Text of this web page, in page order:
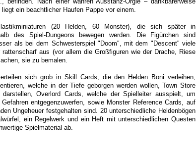
ein beachtlicher Haufen Pappe vor einem.
(20 Helden, 60 Monster), die sich später in
des Spiel-Dungeons bewegen werden. Die Figürchen sind
als bei dem Schwesterspiel "Doom", mit dem "Descent" viele
aus (vor allem die Großfiguren wie der Drache, Riese
sie zu bemalen.
sich grob in Skill Cards, die den Helden Boni verleihen,
welche in der Tiefe geborgen werden wollen, Town Store
Overlord Cards, welche der Spielleiter ausspielt, um
entgegenzuwerfen, sowie Monster Reference Cards, auf
Ungeheuer festgehalten sind. 20 unterschiedliche Heldenbögen
ein Regelwerk und ein Heft mit unterschiedlichen Questen
Spielmaterial ab.